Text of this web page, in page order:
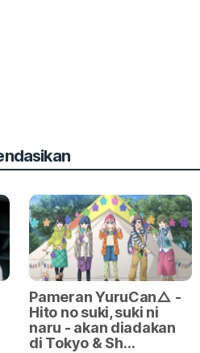
Pameran YuruCan△ -
Hito no suki, suki ni
naru - akan diadakan
di Tokyo & Sh…